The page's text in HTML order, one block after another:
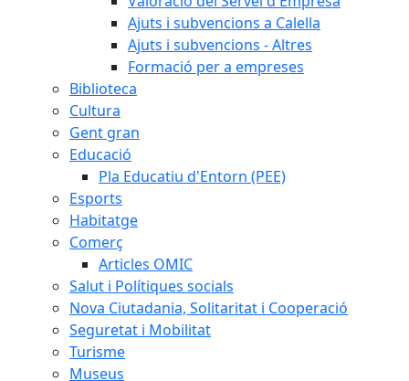
Ajuts i subvencions a Calella
Ajuts i subvencions - Altres
Formació per a empreses
Biblioteca
Cultura
Gent gran
Educació
Pla Educatiu d'Entorn (PEE)
Esports
Habitatge
Comerç
Articles OMIC
Salut i Polítiques socials
Nova Ciutadania, Solitaritat i Cooperació
Seguretat i Mobilitat
Turisme
Museus